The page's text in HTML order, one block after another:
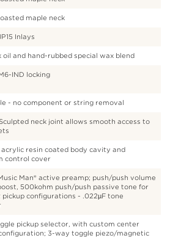
maple neck
Inlays
oil and hand-rubbed special wax blend
IND locking
- no component or string removal
neck joint allows smooth access to
resin coated body cavity and
control cover
Man® active preamp; push/push volume
500kohm push/push passive tone for
pickup configurations - .022µF tone
pickup selector, with custom center
3-way toggle piezo/magnetic